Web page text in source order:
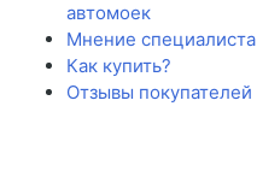
автомоек
Мнение специалиста
Как купить?
Отзывы покупателей